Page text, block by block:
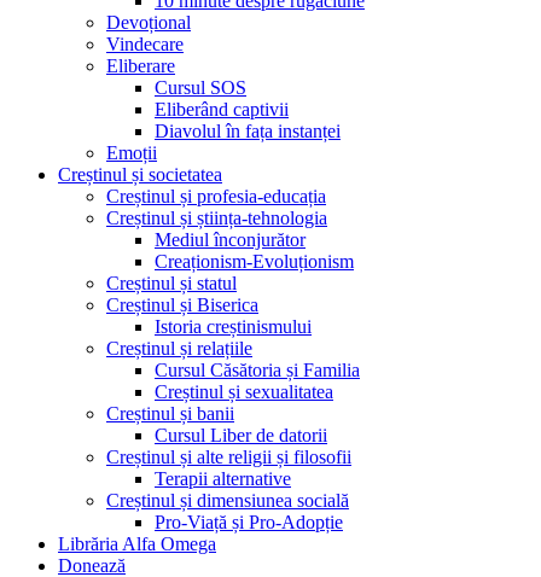
Devoțional
Vindecare
Eliberare
Cursul SOS
Eliberând captivii
Diavolul în fața instanței
Emoții
Creștinul și societatea
Creștinul și profesia-educația
Creștinul și știința-tehnologia
Mediul înconjurător
Creaționism-Evoluționism
Creștinul și statul
Creștinul și Biserica
Istoria creștinismului
Creștinul și relațiile
Cursul Căsătoria și Familia
Creștinul și sexualitatea
Creștinul și banii
Cursul Liber de datorii
Creștinul și alte religii și filosofii
Terapii alternative
Creștinul și dimensiunea socială
Pro-Viață și Pro-Adopție
Librăria Alfa Omega
Donează